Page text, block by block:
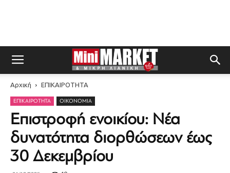
Αρχική ΕΠΙΚΑΙΡΟΤΗΤΑ
ΕΠΙΚΑΙΡΟΤΗΤΑ ΟΙΚΟΝΟΜΊΑ
Επιστροφή ενοικίου: Νέα
δυνατότητα διορθώσεων έως
30 Δεκεμβρίου